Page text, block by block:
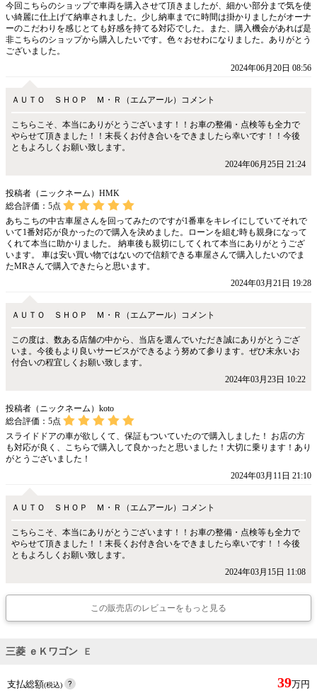
今回こちらのショップで車両を購入させて頂きましたが、細かい部分まで気を使
い綺麗に仕上げて納車されました。少し納車までに時間は掛かりましたがオーナ
ーのこだわりを感じとても好感を持てる対応でした。また、購入機会があれば是
非こちらのショップから購入したいです。色々おせわになりました。ありがとう
ございました。
2024年06月20日 08:56
ＡＵＴＯ ＳＨＯＰ Ｍ・Ｒ（エムアール）コメント
こちらこそ、本当にありがとうございます！！お車の整備・点検等も全力で
やらせて頂きました！！末長くお付き合いをできましたら幸いです！！今後
ともよろしくお願い致します。
2024年06月25日 21:24
投稿者（ニックネーム）HMK
総合評価： 5点
あちこちの中古車屋さんを回ってみたのですが1番車をキレイにしていてそれで
いて1番対応が良かったので購入を決めました。ローンを組む時も親身になって
くれて本当に助かりました。 納車後も親切にしてくれて本当にありがとうござ
います。 車は安い買い物ではないので信頼できる車屋さんで購入したいのでま
たMRさんで購入できたらと思います。
2024年03月21日 19:28
ＡＵＴＯ ＳＨＯＰ Ｍ・Ｒ（エムアール）コメント
この度は、数ある店舗の中から、当店を選んでいただき誠にありがとうござ
いま。今後もより良いサービスができるよう努めて参ります。ぜひ末永いお
付合いの程宜しくお願い致します。
2024年03月23日 10:22
投稿者（ニックネーム）koto
総合評価： 5点
スライドドアの車が欲しくて、保証もついていたので購入しました！ お店の方
も対応が良く、こちらで購入して良かったと思いました！大切に乗ります！あり
がとうございました！
2024年03月11日 21:10
ＡＵＴＯ ＳＨＯＰ Ｍ・Ｒ（エムアール）コメント
こちらこそ、本当にありがとうございます！！お車の整備・点検等も全力で
やらせて頂きました！！末長くお付き合いをできましたら幸いです！！今後
ともよろしくお願い致します。
2024年03月15日 11:08
この販売店のレビューをもっと見る
三菱 ｅＫワゴン Ｅ
支払総額(税込) 39万円